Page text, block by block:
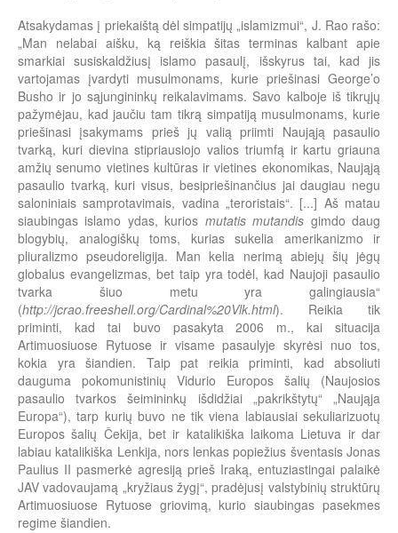
Atsakydamas į priekaištą dėl simpatijų „islamizmui“, J. Rao rašo:
„Man nelabai aišku, ką reiškia šitas terminas kalbant apie
smarkiai susiskaldžiusį islamo pasaulį, išskyrus tai, kad jis
vartojamas įvardyti musulmonams, kurie priešinasi George’o
Busho ir jo sąjungininkų reikalavimams. Savo kalboje iš tikrųjų
pažymėjau, kad jaučiu tam tikrą simpatiją musulmonams, kurie
priešinasi įsakymams prieš jų valią priimti Naująją pasaulio
tvarką, kuri dievina stipriausiojo valios triumfą ir kartu griauna
amžių senumo vietines kultūras ir vietines ekonomikas, Naująją
pasaulio tvarką, kuri visus, besipriešinančius jai daugiau negu
saloniniais samprotavimais, vadina „teroristais“. [...] Aš matau
siaubingas islamo ydas, kurios mutatis mutandis gimdo daug
blogybių, analogiškų toms, kurias sukelia amerikanizmo ir
pliuralizmo pseudoreligija. Man kelia nerimą abiejų šių jėgų
globalus evangelizmas, bet taip yra todėl, kad Naujoji pasaulio
tvarka šiuo metu yra galingiausia“
(http://jcrao.freeshell.org/Cardinal%20Vlk.html). Reikia tik
priminti, kad tai buvo pasakyta 2006 m., kai situacija
Artimuosiuose Rytuose ir visame pasaulyje skyrėsi nuo tos,
kokia yra šiandien. Taip pat reikia priminti, kad absoliuti
dauguma pokomunistinių Vidurio Europos šalių (Naujosios
pasaulio tvarkos šeimininkų išdidžiai „pakrikštytų“ „Naująja
Europa“), tarp kurių buvo ne tik viena labiausiai sekuliarizuotų
Europos šalių Čekija, bet ir katalikiška laikoma Lietuva ir dar
labiau katalikiška Lenkija, nors lenkas popiežius šventasis Jonas
Paulius II pasmerkė agresiją prieš Iraką, entuziastingai palaikė
JAV vadovaujamą „kryžiaus žygį“, pradėjusį valstybinių struktūrų
Artimuosiuose Rytuose griovimą, kurio siaubingas pasekmes
regime šiandien.